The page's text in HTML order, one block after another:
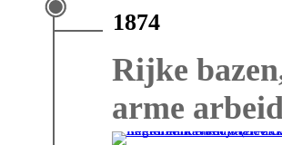
1874
Rijke
arme